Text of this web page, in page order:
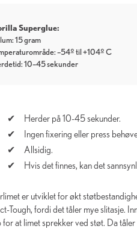
Superglue:
15 gram
–54º til +104º C
10–45 sekunder
Herder på 10-45 sekunder.
Ingen fixering eller press
Allsidig.
Hvis det finnes, kan det
er utviklet for økt
Tough, fordi det tåler mye slitasje.
for at limet sprekker ved støt. Da